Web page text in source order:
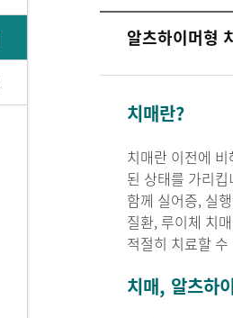
알츠하이머형
치매란?
치매란 이전에
된 상태를 가리
함께 실어증, 실
질환, 루이체 치
적절히 치료할
치매, 알츠하